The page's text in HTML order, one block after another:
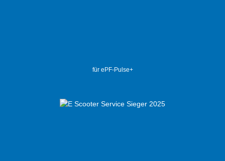
für ePF-Pulse+